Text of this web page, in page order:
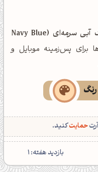
والپیپر ساده و مینیمال رنگ آبی سرمه‌ای (Navy Blue
برای پس‌زمینه موبایل و
حمایتکنید.
بازدید هفته:1